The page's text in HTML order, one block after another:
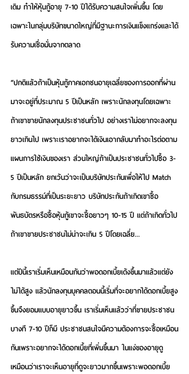
เดิม ทำให้หุ้นกู้อายุ 7-10 ปีได้รับความสนใจเพิ่มขึ้น โดย
เฉพาะในกลุ่มบริษัทขนาดใหญ่ที่มีฐานะการเงินแข็งแกร่งและได้
รับความเชื่อมั่นจากตลาด
“ปกติแล้วถ้าเป็นหุ้นกู้ภาคเอกชนอายุเฉลี่ยของการออกที่ผ่าน
มาจะอยู่ที่ประมาณ 5 ปีเป็นหลัก เพราะนักลงทุนโดยเฉพาะ
ถ้าเขาขายนักลงทุนประชาชนทั่วไป อย่างเราไม่อยากจะลงทุน
ยาวเกินไป เพราะเราอยากจะได้เงินเอากลับมาทำอะไรต่อตาม
แผนการใช้เงินของเรา ส่วนใหญ่ถ้าเป็นประชาชนทั่วไปซื้อ 3-
5 ปีเป็นหลัก ยกเว้นว่าจะเป็นบริษัทประกันเพื่อให้ไป Match
กับกรมธรรม์ที่เป็นระยะยาว บริษัทประกันถ้าเกิดเขาซื้อ
พันธบัตรหรือซื้อหุ้นกู้เขาจะซื้อยาวๆ 10-15 ปี แต่ถ้าเกิดทั่วไป
ถ้าเขาขายประชาชนไม่น่าจะเกิน 5 ปีโดยเฉลี่ย...
แต่ปีนี้เราเริ่มเห็นเหมือนกันว่าพอดอกเบี้ยเด้งขึ้นมาแล้วแต่ยัง
ไม่ได้สูง แล้วนักลงทุนบุคคลตอนนี้เริ่มที่จะอยากได้ดอกเบี้ยสูง
ขึ้นจึงยอมแบบอายุยาวขึ้น เราเริ่มเห็นแล้วว่าที่ขายประชาชน
บางที 7-10 ปีก็มี ประชาชนสนใจมีความต้องการจะซื้อเหมือน
กันเพราะอยากจะได้ดอกเบี้ยที่เพิ่มขึ้นมา ในแง่ของอายุดู
เหมือนว่าเราจะเห็นอายุที่ดูจะยาวมากขึ้นเพราะพอดอกเบี้ย